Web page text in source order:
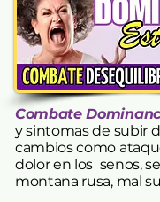
Combate
y sintomas de subir
cambios como
dolor en los senos,
montana rusa, mal